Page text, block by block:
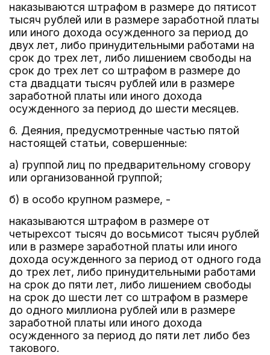
наказываются штрафом в размере до пятисот
тысяч рублей или в размере заработной платы
или иного дохода осужденного за период до
двух лет, либо принудительными работами на
срок до трех лет, либо лишением свободы на
срок до трех лет со штрафом в размере до
ста двадцати тысяч рублей или в размере
заработной платы или иного дохода
осужденного за период до шести месяцев.
6. Деяния, предусмотренные частью пятой
настоящей статьи, совершенные:
а) группой лиц по предварительному сговору
или организованной группой;
б) в особо крупном размере, -
наказываются штрафом в размере от
четырехсот тысяч до восьмисот тысяч рублей
или в размере заработной платы или иного
дохода осужденного за период от одного года
до трех лет, либо принудительными работами
на срок до пяти лет, либо лишением свободы
на срок до шести лет со штрафом в размере
до одного миллиона рублей или в размере
заработной платы или иного дохода
осужденного за период до пяти лет либо без
такового.